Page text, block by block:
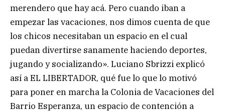
merendero que hay acá. Pero cuando iban a
empezar las vacaciones, nos dimos cuenta de que
los chicos necesitaban un espacio en el cual
puedan divertirse sanamente haciendo deportes,
jugando y socializando». Luciano Sbrizzi explicó
así a EL LIBERTADOR, qué fue lo que lo motivó
para poner en marcha la Colonia de Vacaciones del
Barrio Esperanza, un espacio de contención a